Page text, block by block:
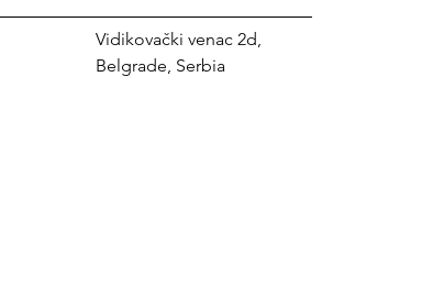
Vidikovački venac 2d,
Belgrade, Serbia